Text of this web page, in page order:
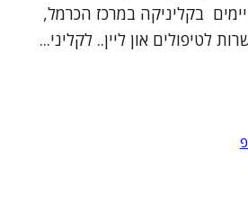
בקליניקה במרכז הכרמל,
לטיפולים און ליין.. לקליני...